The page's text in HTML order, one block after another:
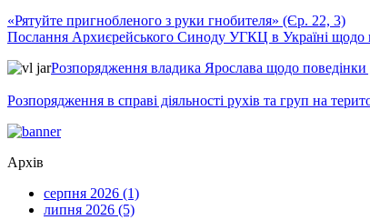
«Рятуйте пригнобленого з руки гнобителя» (Єр. 22, 3)
Послання Архиєрейського Синоду УГКЦ в Україні щодо
Розпорядження владика Ярослава щодо поведінки
Розпорядження в справі діяльності рухів та груп на
Архів
серпня 2026 (1)
липня 2026 (5)